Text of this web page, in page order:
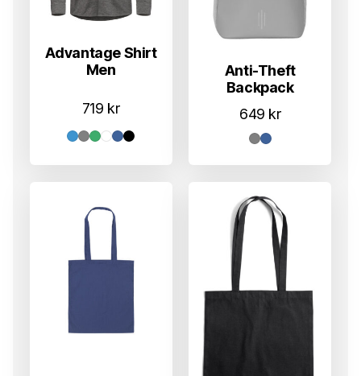
Advantage Shirt
Men
719 kr
Anti-Theft
Backpack
649 kr